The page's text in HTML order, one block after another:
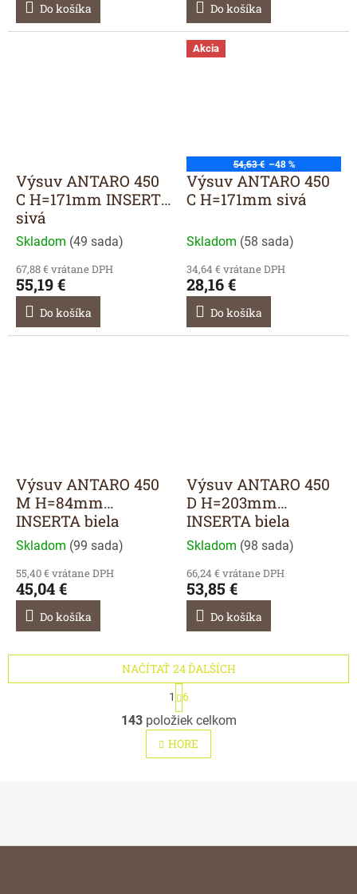
Do košíka Do košíka
Výsuv ANTARO 450
C H=171mm INSERTA
sivá
Skladom (49 sada)
67,88 € vrátane DPH
55,19 €
Do košíka
Akcia
54,63 € –48 %
Výsuv ANTARO 450
C H=171mm sivá
Skladom (58 sada)
34,64 € vrátane DPH
28,16 €
Do košíka
Výsuv ANTARO 450
M H=84mm
INSERTA biela
Skladom (99 sada)
55,40 € vrátane DPH
45,04 €
Do košíka
Výsuv ANTARO 450
D H=203mm
INSERTA biela
Skladom (98 sada)
66,24 € vrátane DPH
53,85 €
Do košíka
O
v
l
á
p
NAČÍTAŤ 24 ĎALŠÍCH
S
t
r
á
n
k
1 6
143položiek celkom
HORE